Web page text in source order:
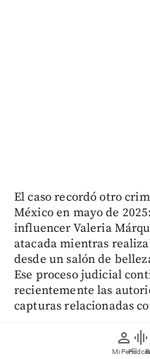
person
Mi Perfil
graphic_eq
El caso recordó otro
México en mayo de
influencer Valeria
atacada mientras
desde un salón de
Ese proceso judicial
recientemente las
capturas relacionadas
Para consultar